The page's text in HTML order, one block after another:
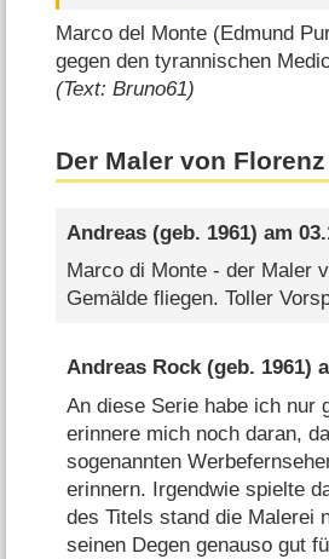
Marco del Monte (Edmund
gegen den tyrannischen
(Text: Bruno61)
Der Maler von
Andreas(geb. 1961) am
Marco di Monte - der Maler
Gemälde fliegen. Toller
Andreas Rock(geb. 1961)
An diese Serie habe ich nur
erinnere mich noch daran,
sogenannten
erinnern. Irgendwie spielte
des Titels stand die Malerei
seinen Degen genauso gut